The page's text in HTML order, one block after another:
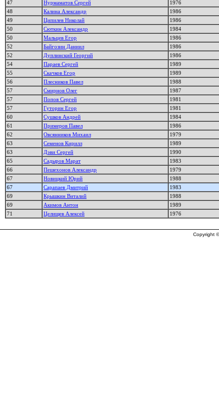
47
Нурмаматов Сергей
1976
48
Калина Александр
1986
49
Ципилев Николай
1986
50
Сюткин Александр
1984
50
Мальцев Егор
1986
52
Байгозин Даниил
1986
52
Дуплинский Георгий
1986
54
Параев Сергей
1989
55
Скачков Егор
1989
56
Плесников Павел
1988
57
Смирнов Олег
1987
57
Попов Сергей
1981
57
Гуторин Егор
1981
60
Сушков Андрей
1984
61
Примеров Павел
1986
62
Овсянников Михаил
1979
63
Семенов Кирилл
1989
63
Дэви Сергей
1990
65
Садыров Марат
1983
66
Пешехонов Александр
1979
67
Новицкий Юрий
1988
67
Сарапаев Дмитрий
1983
69
Крышкин Виталий
1988
69
Акимов Антон
1989
71
Целищев Алексей 1976
Copyright